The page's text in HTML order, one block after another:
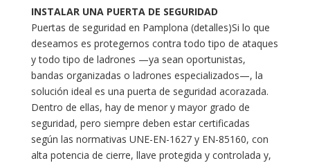
INSTALAR UNA PUERTA DE SEGURIDAD
Puertas de seguridad en Pamplona (detalles)Si lo que
deseamos es protegernos contra todo tipo de ataques
y todo tipo de ladrones —ya sean oportunistas,
bandas organizadas o ladrones especializados—, la
solución ideal es una puerta de seguridad acorazada.
Dentro de ellas, hay de menor y mayor grado de
seguridad, pero siempre deben estar certificadas
según las normativas UNE-EN-1627 y EN-85160, con
alta potencia de cierre, llave protegida y controlada y,